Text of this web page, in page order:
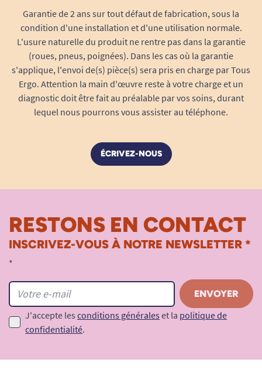
A. Anonymous
Garantie de 2 ans sur tout défaut de fabrication, sous la
condition d'une installation et d'une utilisation normale.
L'usure naturelle du produit ne rentre pas dans la garantie
(roues, pneus, poignées). Dans les cas où la garantie
s'applique, l'envoi de(s) pièce(s) sera pris en charge par Tous
Ergo. Attention la main d'œuvre reste à votre charge et un
diagnostic doit être fait au préalable par vos soins, durant
lequel nous pourrons vous assister au téléphone.
ÉCRIVEZ-NOUS
RESTONS EN CONTACT
INSCRIVEZ-VOUS À NOTRE NEWSLETTER *
*
J'accepte les conditions générales et la politique de
confidentialité.